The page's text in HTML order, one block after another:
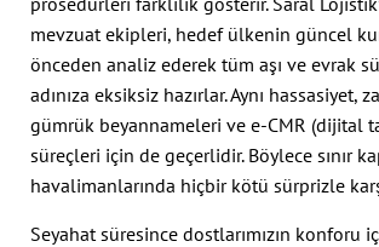
mevzuat ekipleri, hedef ülkenin güncel
önceden analiz ederek tüm aşı ve evrak
adınıza eksiksiz hazırlar. Aynı hassasiyet,
gümrük beyannameleri ve e-CMR (dijital
süreçleri için de geçerlidir. Böylece sınır
havalimanlarında hiçbir kötü sürprizle
Seyahat süresince dostlarımızın konforu